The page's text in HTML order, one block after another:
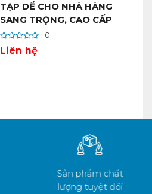
TẠP DỀ CHO NHÀ HÀNG
SANG TRỌNG, CAO CẤP
0
Liên hệ
Sản phẩm chất
lượng tuyệt đối